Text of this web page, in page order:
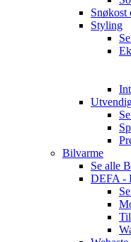
Snøkost
Styling
Bilvarme
Se alle
DEFA -